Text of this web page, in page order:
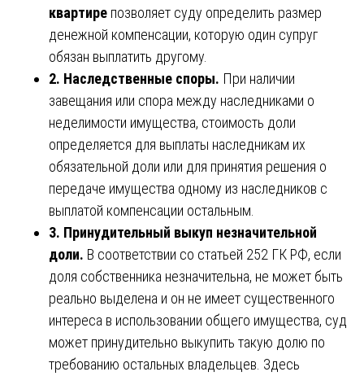
квартире позволяет суду определить размер
денежной компенсации, которую один супруг
обязан выплатить другому.
2. Наследственные споры. При наличии
завещания или спора между наследниками о
неделимости имущества, стоимость доли
определяется для выплаты наследникам их
обязательной доли или для принятия решения о
передаче имущества одному из наследников с
выплатой компенсации остальным.
3. Принудительный выкуп незначительной
доли. В соответствии со статьей 252 ГК РФ, если
доля собственника незначительна, не может быть
реально выделена и он не имеет существенного
интереса в использовании общего имущества, суд
может принудительно выкупить такую долю по
требованию остальных владельцев. Здесь